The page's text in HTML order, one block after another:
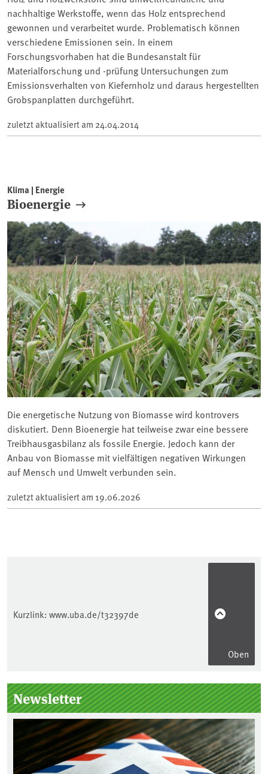
nachhaltige Werkstoffe, wenn das Holz entsprechend
gewonnen und verarbeitet wurde. Problematisch können
verschiedene Emissionen sein. In einem
Forschungsvorhaben hat die Bundesanstalt für
Materialforschung und -prüfung Untersuchungen zum
Emissionsverhalten von Kiefernholz und daraus hergestellten
Grobspanplatten durchgeführt.
zuletzt aktualisiert am 24.04.2014
Klima | Energie
Bioenergie
Die energetische Nutzung von Biomasse wird kontrovers
diskutiert. Denn Bioenergie hat teilweise zwar eine bessere
Treibhausgasbilanz als fossile Energie. Jedoch kann der
Anbau von Biomasse mit vielfältigen negativen Wirkungen
auf Mensch und Umwelt verbunden sein.
zuletzt aktualisiert am 19.06.2026
Kurzlink: www.uba.de/t32397de
Oben
Seitenleiste
Newsletter